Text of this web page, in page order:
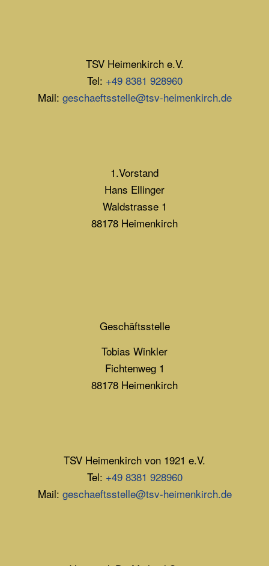
TSV Heimenkirch e.V.
Tel: +49 8381 928960
Mail: geschaeftsstelle@tsv-heimenkirch.de
1.Vorstand
Hans Ellinger
Waldstrasse 1
88178 Heimenkirch
Geschäftsstelle
Tobias Winkler
Fichtenweg 1
88178 Heimenkirch
TSV Heimenkirch von 1921 e.V.
Tel: +49 8381 928960
Mail: geschaeftsstelle@tsv-heimenkirch.de